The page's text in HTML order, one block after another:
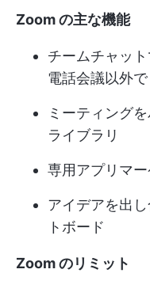
Zoom の主な機能
チームチャッ
電話会議以外
ミーティング
ライブラリ
専用アプリマ
アイデアを出
トボード
Zoom のリミット